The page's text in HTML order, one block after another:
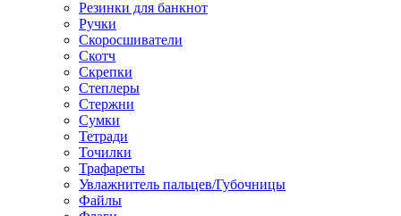
Резинки для банкнот
Ручки
Скоросшиватели
Скотч
Скрепки
Степлеры
Стержни
Сумки
Тетради
Точилки
Трафареты
Увлажнитель пальцев/Губочницы
Файлы